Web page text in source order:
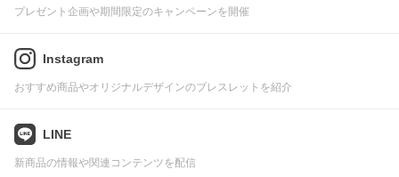
プレゼント企画や期間限定のキャンペーンを開催
Instagram
おすすめ商品やオリジナルデザインのブレスレットを紹介
LINE
新商品の情報や関連コンテンツを配信